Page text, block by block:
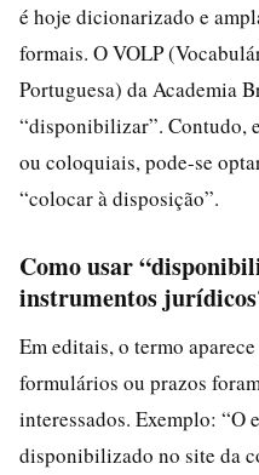
é hoje dicionarizado e
formais. O VOLP
Portuguesa) da Academia
“disponibilizar”. Contudo,
ou coloquiais, pode-se
“colocar à disposição”.
Como usar
instrumentos
Em editais, o termo
formulários ou prazos
interessados. Exemplo: “O
disponibilizado no site da